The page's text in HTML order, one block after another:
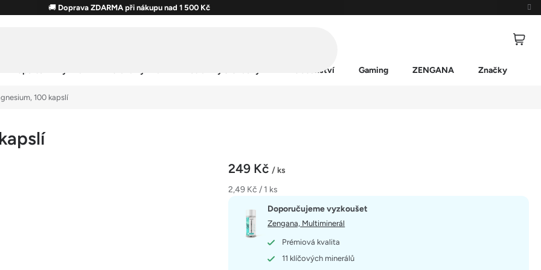
🚚 Doprava ZDARMA při nákupu nad 1 500 Kč
Příslušenství Gaming ZENGANA Značky
100 kapslí
249 Kč/ ks
Měrná
2,49 Kč / 1 ks
Doporučujeme vyzkoušet
Zengana, Multiminerál
Prémiová kvalita
11 klíčových minerálů